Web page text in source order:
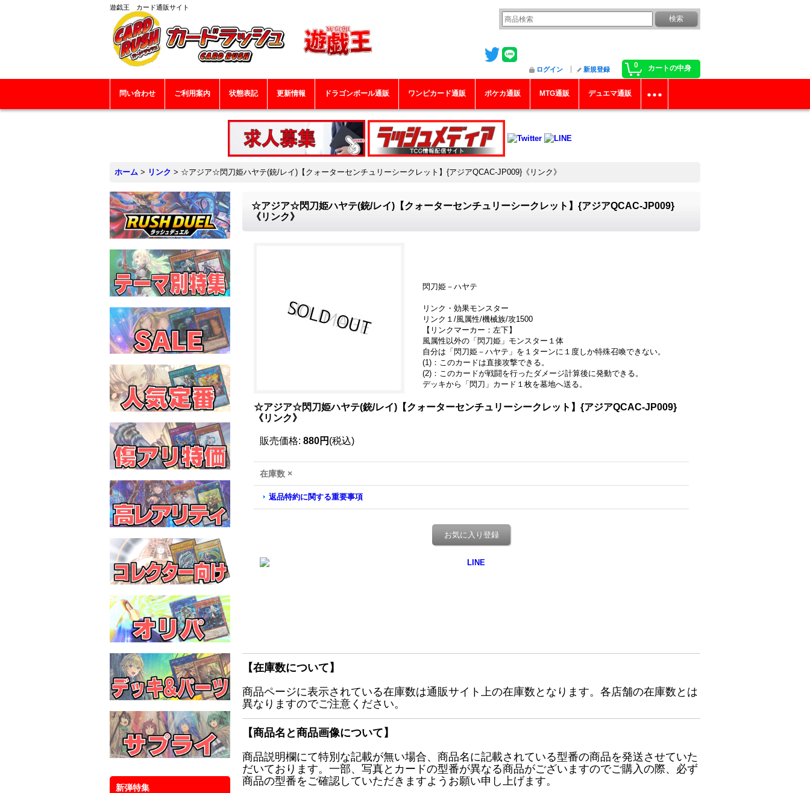
遊戯王 カード通販サイト
0 カートの中身
ログイン 新規登録
問い合わせ ご利用案内 状態表記 更新情報 ドラゴンボール通販 ワンピカード通販 ポケカ通販 MTG通販 デュエマ通販
ホーム > リンク > ☆アジア☆閃刀姫ハヤテ(銃/レイ)【クォーターセンチュリーシークレット】{アジアQCAC-JP009}《リンク》
新弾特集
☆アジア☆閃刀姫ハヤテ(銃/レイ)【クォーターセンチュリーシークレット】{アジアQCAC-JP009}
《リンク》
閃刀姫－ハヤテ
リンク・効果モンスター
リンク１/風属性/機械族/攻1500
【リンクマーカー：左下】
風属性以外の「閃刀姫」モンスター１体
自分は「閃刀姫－ハヤテ」を１ターンに１度しか特殊召喚できない。
(1)：このカードは直接攻撃できる。
(2)：このカードが戦闘を行ったダメージ計算後に発動できる。
デッキから「閃刀」カード１枚を墓地へ送る。
☆アジア☆閃刀姫ハヤテ(銃/レイ)【クォーターセンチュリーシークレット】{アジアQCAC-JP009}
《リンク》
販売価格: 880円 (税込)
在庫数 ×
返品特約に関する重要事項
お気に入り登録
【在庫数について】
商品ページに表示されている在庫数は通販サイト上の在庫数となります。各店舗の在庫数とは
異なりますのでご注意ください。
【商品名と商品画像について】
商品説明欄にて特別な記載が無い場合、商品名に記載されている型番の商品を発送させていた
だいております。一部、写真とカードの型番が異なる商品がございますのでご購入の際、必ず
商品の型番をご確認していただきますようお願い申し上げます。